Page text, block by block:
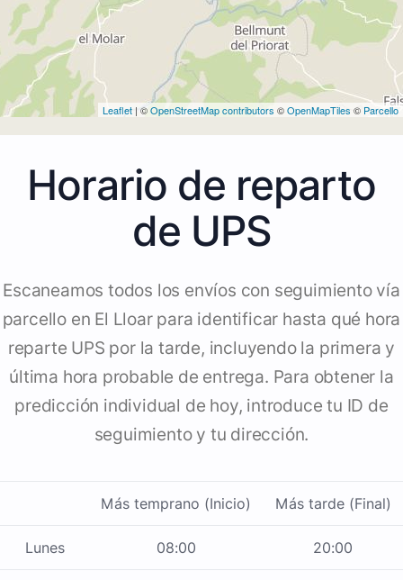
Leaflet | ©OpenStreetMap contributors ©OpenMapTiles © Parcello
Horario de reparto
de UPS
Escaneamos todos los envíos con seguimiento vía
parcello en El Lloar para identificar hasta qué hora
reparte UPS por la tarde, incluyendo la primera y
última hora probable de entrega. Para obtener la
predicción individual de hoy, introduce tu ID de
seguimiento y tu dirección.
Más temprano (Inicio) Más tarde (Final)
Lunes 08:00 20:00